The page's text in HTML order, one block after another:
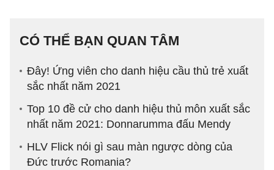
CÓ THỂ BẠN QUAN TÂM
Đây! Ứng viên cho danh hiệu cầu thủ trẻ xuất
sắc nhất năm 2021
Top 10 đề cử cho danh hiệu thủ môn xuất sắc
nhất năm 2021: Donnarumma đấu Mendy
HLV Flick nói gì sau màn ngược dòng của
Đức trước Romania?